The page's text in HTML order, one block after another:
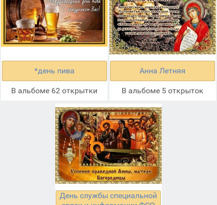
*день пива
В альбоме 62 открытки
Анна Летняя
В альбоме 5 открыток
День службы специальной